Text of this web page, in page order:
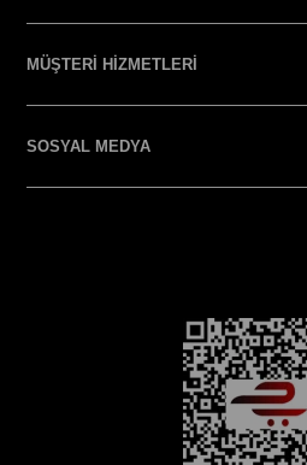
MÜŞTERİ HİZMETLERİ
SOSYAL MEDYA